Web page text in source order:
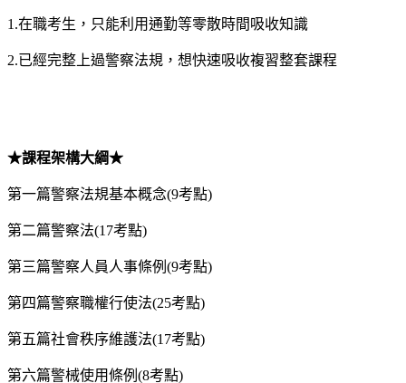
1.在職考生，只能利用通勤等零散時間吸收知識
2.已經完整上過警察法規，想快速吸收複習整套課程
★課程架構大綱★
第一篇警察法規基本概念(9考點)
第二篇警察法(17考點)
第三篇警察人員人事條例(9考點)
第四篇警察職權行使法(25考點)
第五篇社會秩序維護法(17考點)
第六篇警械使用條例(8考點)